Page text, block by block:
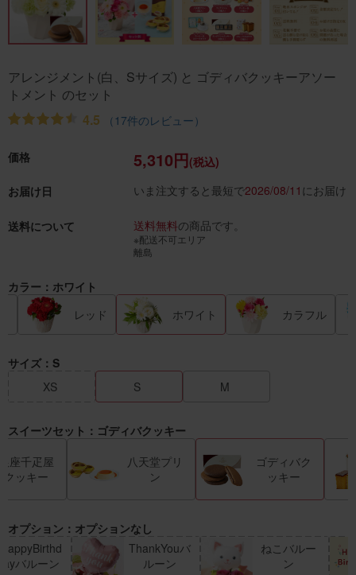
アレンジメント(白、Sサイズ) と ゴディバクッキーアソー
トメント のセット
4.5
（17件のレビュー）
価格 5,310円(税込)
お届け日
いま注文すると最短で2026/08/11 にお届け
送料について 送料無料の商品です。
※配送不可エリア
離島
カラー：ホワイト
レッド ホワイト カラフル
サイズ：S
XS
S M
スイーツセット：ゴディバクッキー
座千疋屋
クッキー
八天堂プリ
ン
ゴディバク
ッキー
オプション：オプションなし
HappyBirthd
ayバルーン
ThankYouバ
ルーン
ねこバルー
ン